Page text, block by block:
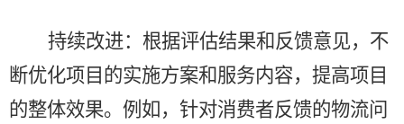
持续改进：根据评估结果和反馈意见，不
断优化项目的实施方案和服务内容，提高项目
的整体效果。例如，针对消费者反馈的物流问